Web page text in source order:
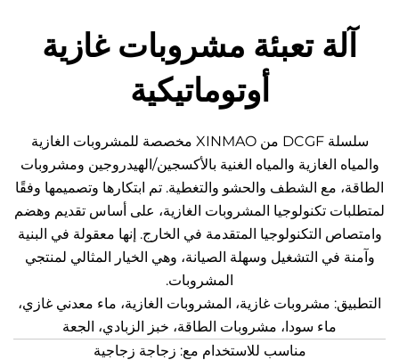
تعبئة مشروبات غازية
أوتوماتيكية
سلسلة DCGF من XINMAO مخصصة للمشروبات الغازية
الغازية والمياه الغنية بالأكسجين/الهيدروجين ومشروبات
مع الشطف والحشو والتغطية. تم ابتكارها وتصميمها وفقًا
تكنولوجيا المشروبات الغازية، على أساس تقديم وهضم
التكنولوجيا المتقدمة في الخارج. إنها معقولة في البنية
في التشغيل وسهلة الصيانة، وهي الخيار المثالي لمنتجي
المشروبات.
مشروبات غازية، المشروبات الغازية، ماء معدني غازي،
ماء سودا، مشروبات الطاقة، خبز الزبادي، الجعة
مناسب للاستخدام مع: زجاجة زجاجية